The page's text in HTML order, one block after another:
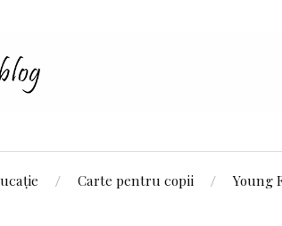
Carte pentru copii Young